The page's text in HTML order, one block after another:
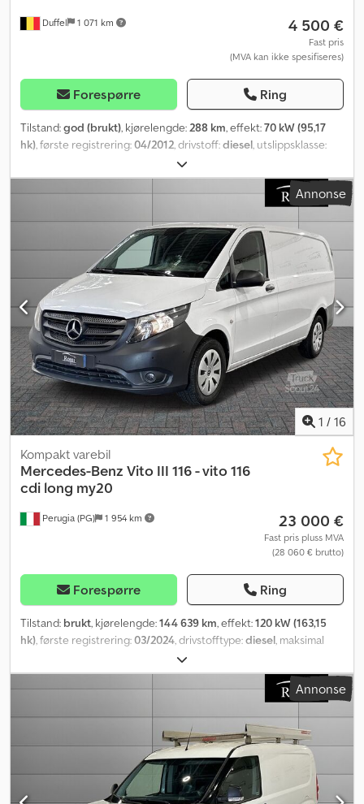
Duffel 1 071 km 4 500 €
Fast pris
(MVA kan ikke spesifiseres)
Forespørre Ring
Tilstand:god (brukt), kjørelengde:288 km, effekt:70 kW (95,17
hk), første registrering:04/2012, drivstoff:diesel, utslippsklasse:
Annonse
1 / 16
Perugia (PG) 1 954 km
Kompakt varebil
Mercedes-Benz Vito III 116 - vito 116
cdi long my20
23 000 €
Fast pris pluss MVA
(28 060 € brutto)
Forespørre Ring
Tilstand: brukt, kjørelengde:144 639 km, effekt:120 kW (163,15
hk), første registrering:03/2024, drivstofftype:diesel, maksimal
, akselkonfigurasjon:
mekanisk, utslippsklasse:Euro 6, fjæring:stål, antall seter:3, Utstyr:
aircondition, servostyring, Annonse